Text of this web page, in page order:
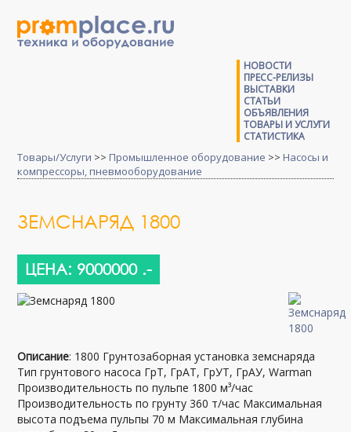
НОВОСТИ
ПРЕСС-РЕЛИЗЫ
ВЫСТАВКИ
СТАТЬИ
ОБЪЯВЛЕНИЯ
ТОВАРЫ И УСЛУГИ
СТАТИСТИКА
Товары/Услуги >> Промышленное оборудование >> Насосы и
компрессоры, пневмооборудование
ЗЕМСНАРЯД 1800
ЦЕНА: 9000000 .-
Описание: 1800 Грунтозаборная установка земснаряда
Тип грунтового насоса ГрТ, ГрАТ, ГрУТ, ГрАУ, Warman
Производительность по пульпе 1800 м³/час
Производительность по грунту 360 т/час Максимальная
высота подъема пульпы 70 м Максимальная глубина